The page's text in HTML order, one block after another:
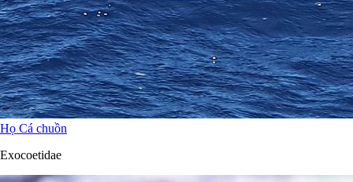
Họ Cá chuồn
Exocoetidae